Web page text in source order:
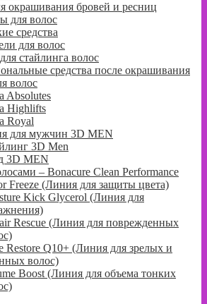
окрашивания бровей и ресниц
для волос
средства
для волос
стайлинга волос
средства после окрашивания
волос
Absolutes
Highlifts
Royal
для мужчин 3D MEN
3D Men
3D MEN
– Bonacure Clean Performance
Freeze (Линия для защиты цвета)
Kick Glycerol (Линия для
Rescue (Линия для поврежденных
Restore Q10+ (Линия для зрелых и
волос)
Boost (Линия для объема тонких